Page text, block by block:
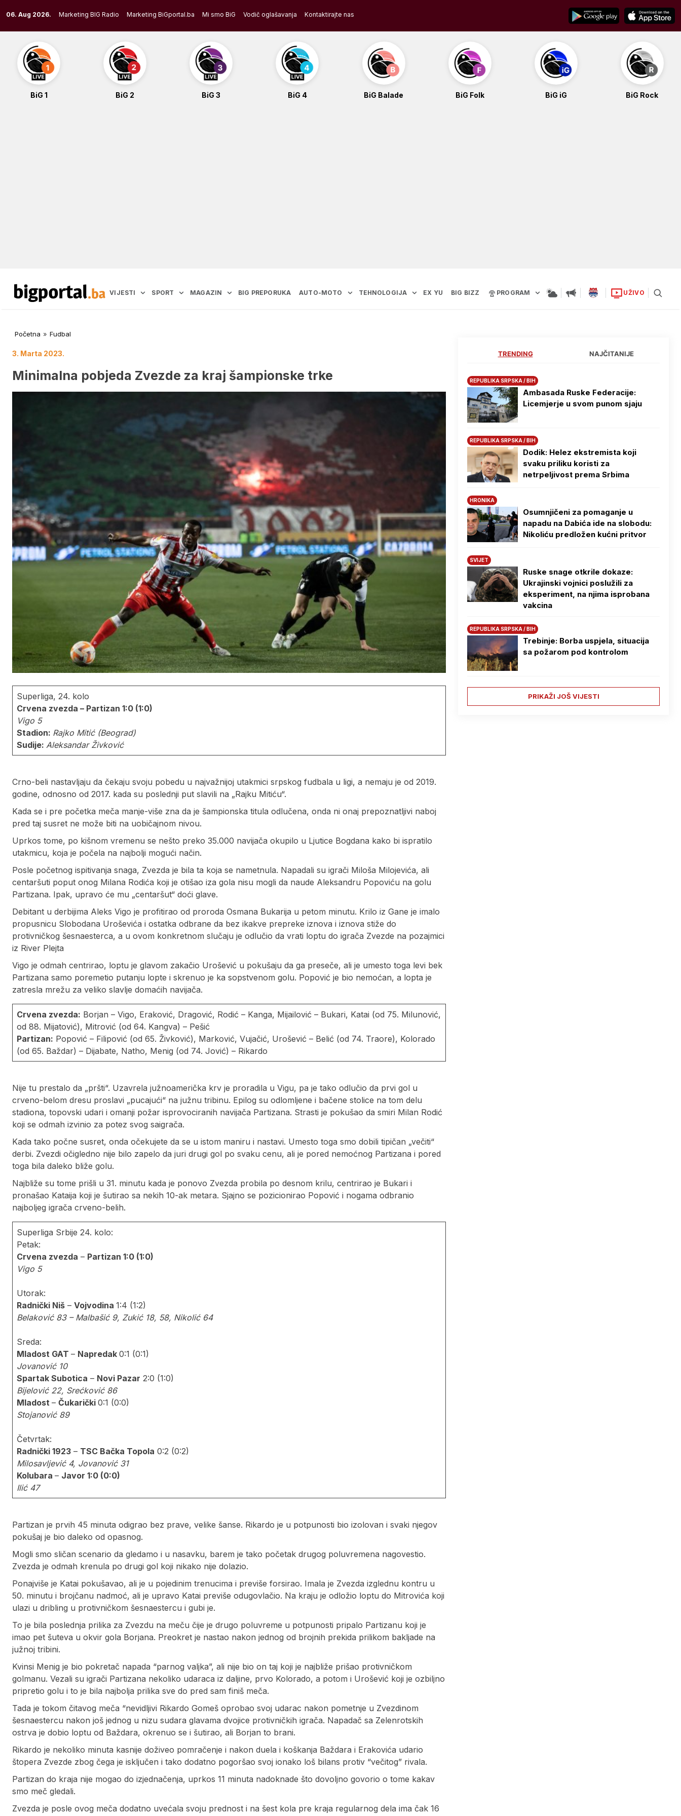
to
content
06. Aug 2026. Marketing BIG Radio Marketing BiGportal.ba Mi smo BiG Vodič oglašavanja Kontaktirajte nas
BiG 1 BiG 2 BiG 3 BiG 4 BiG Balade BiG Folk BiG iG BiG Rock
VIJESTI SPORT MAGAZIN BIG PREPORUKA AUTO-MOTO TEHNOLOGIJA EX YU BIG BIZZ PROGRAM UŽIVO
Početna » Fudbal
3. Marta 2023.
Minimalna pobjeda Zvezde za kraj šampionske trke
Superliga, 24. kolo
Crvena zvezda – Partizan 1:0 (1:0)
Vigo 5
Stadion: Rajko Mitić (Beograd)
Sudije: Aleksandar Živković
Crno-beli nastavljaju da čekaju svoju pobedu u najvažnijoj utakmici srpskog fudbala u ligi, a nemaju je od 2019.
godine, odnosno od 2017. kada su poslednji put slavili na „Rajku Mitiću“.
Kada se i pre početka meča manje-više zna da je šampionska titula odlučena, onda ni onaj prepoznatljivi naboj
pred taj susret ne može biti na uobičajnom nivou.
Uprkos tome, po kišnom vremenu se nešto preko 35.000 navijača okupilo u Ljutice Bogdana kako bi ispratilo
utakmicu, koja je počela na najbolji mogući način.
Posle početnog ispitivanja snaga, Zvezda je bila ta koja se nametnula. Napadali su igrači Miloša Milojevića, ali
centaršuti poput onog Milana Rodića koji je otišao iza gola nisu mogli da naude Aleksandru Popoviću na golu
Partizana. Ipak, upravo će mu „centaršut“ doći glave.
Debitant u derbijima Aleks Vigo je profitirao od proroda Osmana Bukarija u petom minutu. Krilo iz Gane je imalo
propusnicu Slobodana Uroševića i ostatka odbrane da bez ikakve prepreke iznova i iznova stiže do
protivničkog šesnaesterca, a u ovom konkretnom slučaju je odlučio da vrati loptu do igrača Zvezde na pozajmici
iz River Plejta
Vigo je odmah centrirao, loptu je glavom zakačio Urošević u pokušaju da ga preseče, ali je umesto toga levi bek
Partizana samo poremetio putanju lopte i skrenuo je ka sopstvenom golu. Popović je bio nemoćan, a lopta je
zatresla mrežu za veliko slavlje domaćih navijača.
Crvena zvezda: Borjan – Vigo, Eraković, Dragović, Rodić – Kanga, Mijailović – Bukari, Katai (od 75. Milunović,
od 88. Mijatović), Mitrović (od 64. Kangva) – Pešić
Partizan: Popović – Filipović (od 65. Živković), Marković, Vujačić, Urošević – Belić (od 74. Traore), Kolorado
(od 65. Baždar) – Dijabate, Natho, Menig (od 74. Jović) – Rikardo
Nije tu prestalo da „pršti“. Uzavrela južnoamerička krv je proradila u Vigu, pa je tako odlučio da prvi gol u
crveno-belom dresu proslavi „pucajući“ na južnu tribinu. Epilog su odlomljene i bačene stolice na tom delu
stadiona, topovski udari i omanji požar isprovociranih navijača Partizana. Strasti je pokušao da smiri Milan Rodić
koji se odmah izvinio za potez svog saigrača.
Kada tako počne susret, onda očekujete da se u istom maniru i nastavi. Umesto toga smo dobili tipičan „večiti“
derbi. Zvezdi očigledno nije bilo zapelo da juri drugi gol po svaku cenu, ali je pored nemoćnog Partizana i pored
toga bila daleko bliže golu.
Najbliže su tome prišli u 31. minutu kada je ponovo Zvezda probila po desnom krilu, centrirao je Bukari i
pronašao Kataija koji je šutirao sa nekih 10-ak metara. Sjajno se pozicionirao Popović i nogama odbranio
najboljeg igrača crveno-belih.
Superliga Srbije 24. kolo:
Petak:
Crvena zvezda – Partizan 1:0 (1:0)
Vigo 5
Utorak:
Radnički Niš – Vojvodina 1:4 (1:2)
Belaković 83 – Malbašić 9, Zukić 18, 58, Nikolić 64
Sreda:
Mladost GAT – Napredak 0:1 (0:1)
Jovanović 10
Spartak Subotica – Novi Pazar 2:0 (1:0)
Bijelović 22, Srećković 86
Mladost – Čukarički 0:1 (0:0)
Stojanović 89
Četvrtak:
Radnički 1923 – TSC Bačka Topola 0:2 (0:2)
Milosavljević 4, Jovanović 31
Kolubara – Javor 1:0 (0:0)
Ilić 47
Partizan je prvih 45 minuta odigrao bez prave, velike šanse. Rikardo je u potpunosti bio izolovan i svaki njegov
pokušaj je bio daleko od opasnog.
Mogli smo sličan scenario da gledamo i u nasavku, barem je tako početak drugog poluvremena nagovestio.
Zvezda je odmah krenula po drugi gol koji nikako nije dolazio.
Ponajviše je Katai pokušavao, ali je u pojedinim trenucima i previše forsirao. Imala je Zvezda izglednu kontru u
50. minutu i brojčanu nadmoć, ali je upravo Katai previše odugovlačio. Na kraju je odložio loptu do Mitrovića koji
ulazi u dribling u protivničkom šesnaestercu i gubi je.
To je bila poslednja prilika za Zvezdu na meču čije je drugo poluvreme u potpunosti pripalo Partizanu koji je
imao pet šuteva u okvir gola Borjana. Preokret je nastao nakon jednog od brojnih prekida prilikom bakljade na
južnoj tribini.
Kvinsi Menig je bio pokretač napada “parnog valjka”, ali nije bio on taj koji je najbliže prišao protivničkom
golmanu. Vezali su igrači Partizana nekoliko udaraca iz daljine, prvo Kolorado, a potom i Urošević koji je ozbiljno
pripretio golu i to je bila najbolja prilika sve do pred sam finiš meča.
Tada je tokom čitavog meča “nevidljivi Rikardo Gomeš oprobao svoj udarac nakon pometnje u Zvezdinom
šesnaestercu nakon još jednog u nizu sudara glavama dvojice protivničkih igrača. Napadač sa Zelenrotskih
ostrva je dobio loptu od Baždara, okrenuo se i šutirao, ali Borjan to brani.
Rikardo je nekoliko minuta kasnije doživeo pomračenje i nakon duela i koškanja Baždara i Erakovića udario
štopera Zvezde zbog čega je isključen i tako dodatno pogoršao svoj ionako loš bilans protiv “večitog” rivala.
Partizan do kraja nije mogao do izjednačenja, uprkos 11 minuta nadoknade što dovoljno govorio o tome kakav
smo meč gledali.
Zvezda je posle ovog meča dodatno uvećala svoju prednost i na šest kola pre kraja regularnog dela ima čak 16
TRENDING NAJČITANIJE
REPUBLIKA SRPSKA / BIH
Ambasada Ruske Federacije:
Licemjerje u svom punom sjaju
REPUBLIKA SRPSKA / BIH
Dodik: Helez ekstremista koji
svaku priliku koristi za
netrpeljivost prema Srbima
HRONIKA
Osumnjičeni za pomaganje u
napadu na Dabića ide na slobodu:
Nikoliću predložen kućni pritvor
SVIJET
Ruske snage otkrile dokaze:
Ukrajinski vojnici poslužili za
eksperiment, na njima isprobana
vakcina
REPUBLIKA SRPSKA / BIH
Trebinje: Borba uspjela, situacija
sa požarom pod kontrolom
PRIKAŽI JOŠ VIJESTI